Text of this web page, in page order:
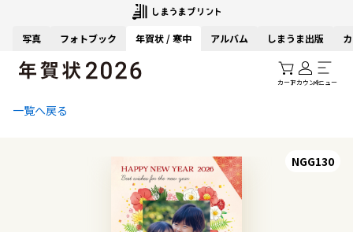
写真 フォトブック 年賀状 / 寒中 アルバム しまうま出版
カートアカウントメニュー
一覧へ戻る
NGG130